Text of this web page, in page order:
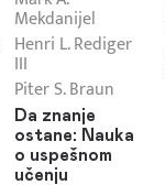
Mekdanijel
Henri L. Rediger
III
Piter S. Braun
Da znanje
ostane: Nauka
o uspešnom
učenju